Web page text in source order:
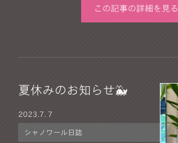
この記事の詳細を見る
夏休みのお知らせ🐳
2023. 7. 7
シャノワール日誌